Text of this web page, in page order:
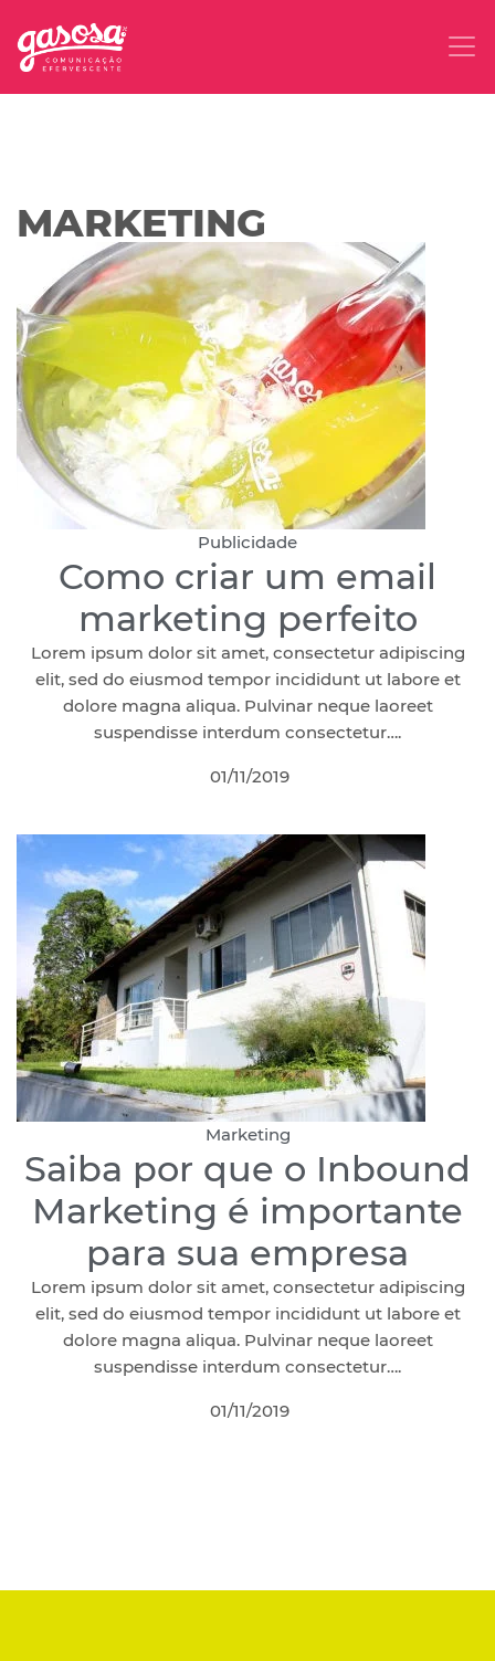
MARKETING
Publicidade
Como criar um email
marketing perfeito
Lorem ipsum dolor sit amet, consectetur adipiscing
elit, sed do eiusmod tempor incididunt ut labore et
dolore magna aliqua. Pulvinar neque laoreet
suspendisse interdum consectetur….
01/11/2019
Marketing
Saiba por que o Inbound
Marketing é importante
para sua empresa
Lorem ipsum dolor sit amet, consectetur adipiscing
elit, sed do eiusmod tempor incididunt ut labore et
dolore magna aliqua. Pulvinar neque laoreet
suspendisse interdum consectetur….
01/11/2019